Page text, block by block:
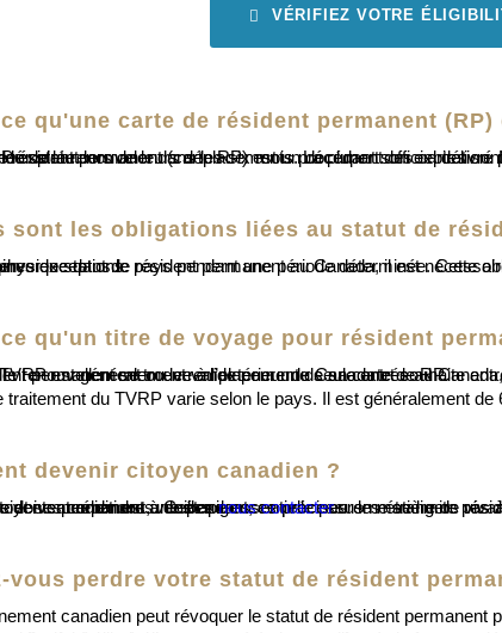
VÉRIFIEZ VOTRE
qu'une carte de résident permanent (RP)
mais certaines ne le sont que pour un an. Il est recommandé de la renouveler dans les six mois précédant son expiration. Nos avocats en immigration canadienne peuvent vous aider à renouveler votre carte de RP expirée.
sont les obligations liées au statut de
implique une présence physique dans le pays pendant une période déterminée. Cette obligation exige généralement 730 jours de présence sur une période de cinq ans, avec certaines exceptions.
qu'un titre de voyage pour résident
et souhaite entrer dans le pays, il peut demander un TVRP s’il ne possède pas de carte de RP valide. Le TVRP est généralement valide pour une seule entrée au Canada, permettant ainsi au résident permanent d’entrer dans le pays avant de demander le renouvellement ou le remplacement de sa carte de RP.
traitement du TVRP varie selon le pays. Il est généralement
devenir citoyen canadien ?
comme résidents permanents. Cependant, ce processus ne se limite pas à l’obtention du statut de résident permanent. Les demandeurs de la citoyenneté canadienne doivent répondre à des exigences précises en matière de résidence. Pour en savoir plus sur le processus d’acquisition de la citoyenneté canadienne et ses conditions, veuilleznous contacter.
vous perdre votre statut de résident
canadien peut révoquer le statut de résident permanent